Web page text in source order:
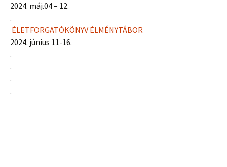
2024. máj.04 – 12.
.
ÉLETFORGATÓKÖNYV ÉLMÉNYTÁBOR
2024. június 11-16.
.
.
.
.